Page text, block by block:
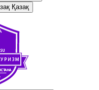
Қазақ